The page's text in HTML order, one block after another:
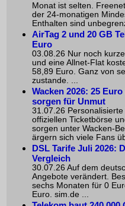
Monat ist selten.
der 24-monatigen
Enthalten sind
AirTag 2 und 20 GB
Euro
03.08.26 Nur noch
und eine Allnet-Flat
58,89 Euro. Ganz von
zustande. ...
Wacken 2026: 25
sorgen für Unmut
31.07.26
offiziellen Ticketbörse
sorgen unter Wacken-
ärgern sich viele Fans
DSL Tarife Juli 2026:
Vergleich
30.07.26 Auf dem
Angebote verändert.
sechs Monaten für 0
Euro. sim.de ...